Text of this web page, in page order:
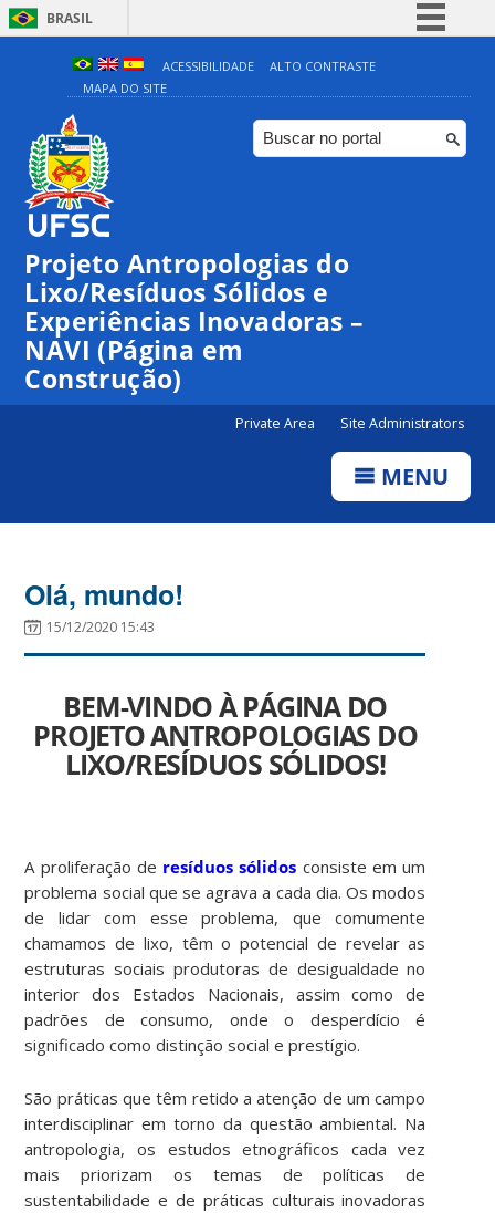
BRASIL
Simplifique!
Comunica BR
Participe
ACESSIBILIDADE
ALTO CONTRASTE
MAPA DO SITE
Projeto Antropologias do
Lixo/Resíduos Sólidos e
Experiências Inovadoras –
NAVI (Página em
Construção)
Private Area Site Administrators
MENU
Olá, mundo!
15/12/2020 15:43
BEM-VINDO À PÁGINA DO
PROJETO ANTROPOLOGIAS DO
LIXO/RESÍDUOS SÓLIDOS!
A proliferação de resíduos sólidos consiste em um
problema social que se agrava a cada dia. Os modos
de lidar com esse problema, que comumente
chamamos de lixo, têm o potencial de revelar as
estruturas sociais produtoras de desigualdade no
interior dos Estados Nacionais, assim como de
padrões de consumo, onde o desperdício é
significado como distinção social e prestígio.
São práticas que têm retido a atenção de um campo
interdisciplinar em torno da questão ambiental. Na
antropologia, os estudos etnográficos cada vez
mais priorizam os temas de políticas de
sustentabilidade e de práticas culturais inovadoras